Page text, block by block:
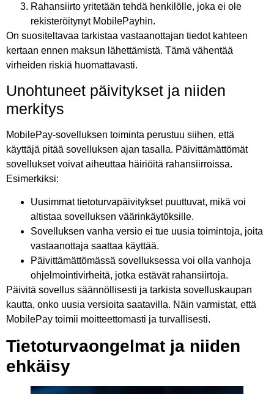
Rahansiirto yritetään tehdä henkilölle, joka ei ole
rekisteröitynyt MobilePayhin.
On suositeltavaa tarkistaa vastaanottajan tiedot kahteen
kertaan ennen maksun lähettämistä. Tämä vähentää
virheiden riskiä huomattavasti.
Unohtuneet päivitykset ja niiden
merkitys
MobilePay-sovelluksen toiminta perustuu siihen, että
käyttäjä pitää sovelluksen ajan tasalla. Päivittämättömät
sovellukset voivat aiheuttaa häiriöitä rahansiirroissa.
Esimerkiksi:
Uusimmat tietoturvapäivitykset puuttuvat, mikä voi
altistaa sovelluksen väärinkäytöksille.
Sovelluksen vanha versio ei tue uusia toimintoja, joita
vastaanottaja saattaa käyttää.
Päivittämättömässä sovelluksessa voi olla vanhoja
ohjelmointivirheitä, jotka estävät rahansiirtoja.
Päivitä sovellus säännöllisesti ja tarkista sovelluskaupan
kautta, onko uusia versioita saatavilla. Näin varmistat, että
MobilePay toimii moitteettomasti ja turvallisesti.
Tietoturvaongelmat ja niiden
ehkäisy